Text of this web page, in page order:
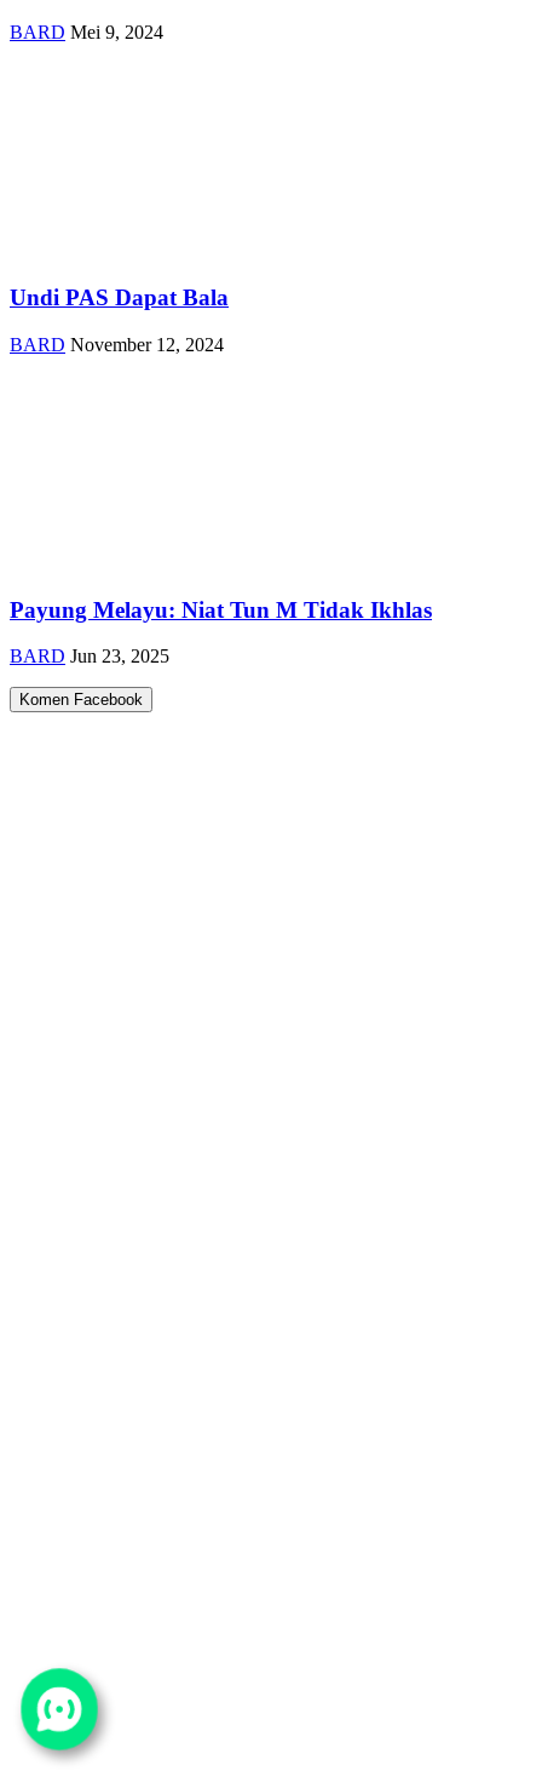
BARD Mei 9, 2024
Undi PAS Dapat Bala
BARD November 12, 2024
Payung Melayu: Niat Tun M Tidak Ikhlas
BARD Jun 23, 2025
Komen Facebook